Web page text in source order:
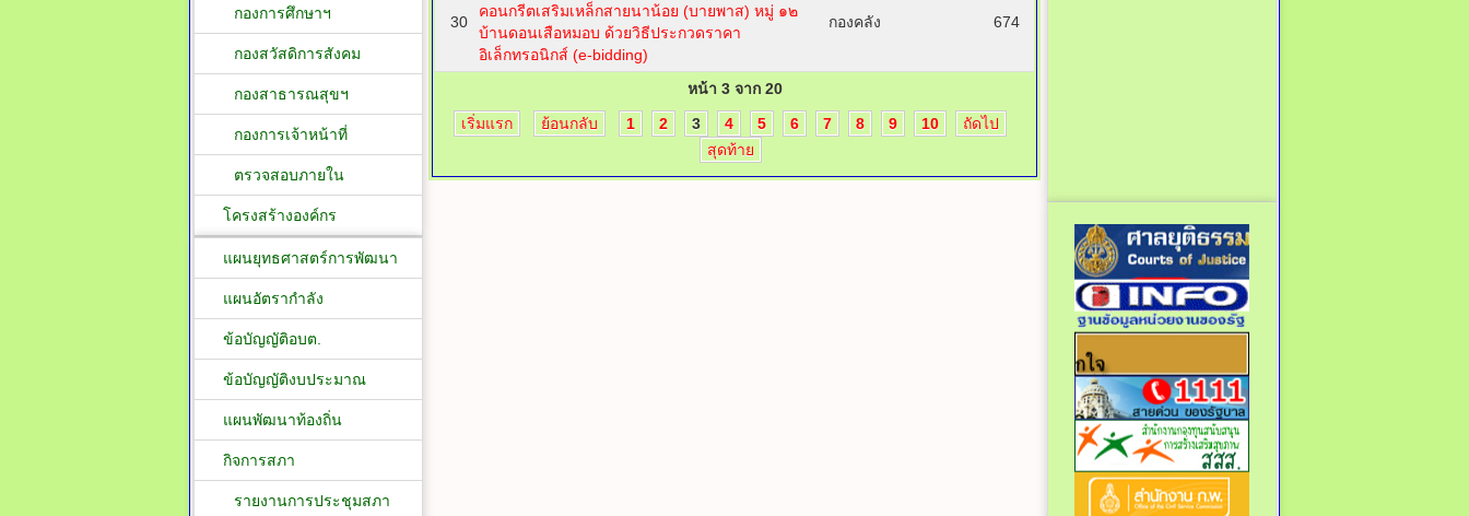
30
คอนกรีตเสริมเหล็กสายนาน้อย (บายพาส) หมู่ ๑๒
บ้านดอนเสือหมอบ ด้วยวิธีประกวดราคา
อิเล็กทรอนิกส์ (e-bidding)
กองคลัง 674
หน้า 3 จาก 20
เริ่มแรก
ย้อนกลับ 1 2 3 4 5 6 7 8 9 10
ถัดไป
สุดท้าย
กองการศึกษาฯ
กองสวัสดิการสังคม
กองสาธารณสุขฯ
กองการเจ้าหน้าที่
ตรวจสอบภายใน
โครงสร้างองค์กร
แผนยุทธศาสตร์การพัฒนา
แผนอัตรากำลัง
ข้อบัญญัติอบต.
ข้อบัญญัติงบประมาณ
แผนพัฒนาท้องถิ่น
กิจการสภา
รายงานการประชุมสภา